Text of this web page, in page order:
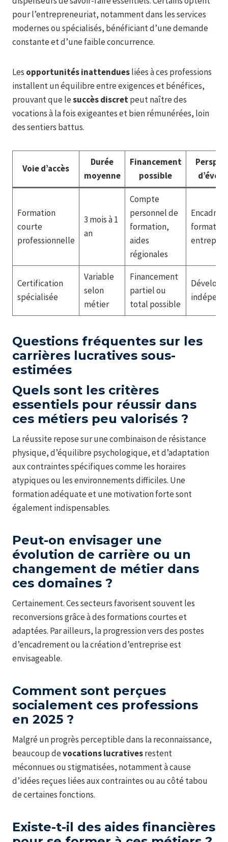
pour l’entrepreneuriat, notamment dans les services
modernes ou spécialisés, bénéficiant d’une demande
constante et d’une faible concurrence.
Les opportunités inattenduesliées à ces professions
installent un équilibre entre exigences et bénéfices,
prouvant que lesuccès discretpeut naître des
vocations à la fois exigeantes et bien rémunérées, loin
des sentiers battus.
Voie d’accès
Durée
moyenne
Financement
possible
Formation
courte
professionnelle
3 mois à 1
an
Compte
personnel de
formation,
aides
régionales
Certification
spécialisée
Variable
selon
métier
Financement
partiel ou
total possible
Questions fréquentes sur les
carrières lucratives sous-
estimées
Quels sont les critères
essentiels pour réussir dans
ces métiers peu valorisés ?
La réussite repose sur une combinaison de résistance
physique, d’équilibre psychologique, et d’adaptation
aux contraintes spécifiques comme les horaires
atypiques ou les environnements difficiles. Une
formation adéquate et une motivation forte sont
également indispensables.
Peut-on envisager une
évolution de carrière ou un
changement de métier dans
ces domaines ?
Certainement. Ces secteurs favorisent souvent les
reconversions grâce à des formations courtes et
adaptées. Par ailleurs, la progression vers des postes
d’encadrement ou la création d’entreprise est
envisageable.
Comment sont perçues
socialement ces professions
en 2025 ?
Malgré un progrès perceptible dans la reconnaissance,
beaucoup devocations lucrativesrestent
méconnues ou stigmatisées, notamment à cause
d’idées reçues liées aux contraintes ou au côté tabou
de certaines fonctions.
Existe-t-il des aides financières